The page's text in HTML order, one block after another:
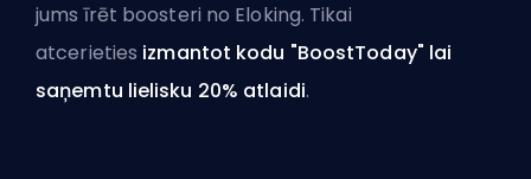
jumsīrēt boosteri no Eloking. Tikai
atcerieties izmantot kodu "BoostToday" lai
saņemtu lielisku 20% atlaidi.